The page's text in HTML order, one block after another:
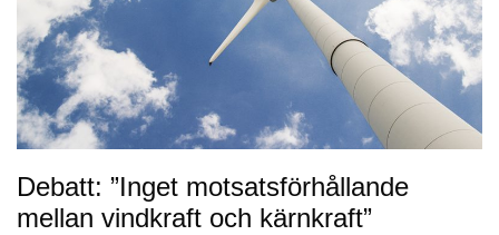
Debatt: ”Inget motsatsförhållande
mellan vindkraft och kärnkraft”